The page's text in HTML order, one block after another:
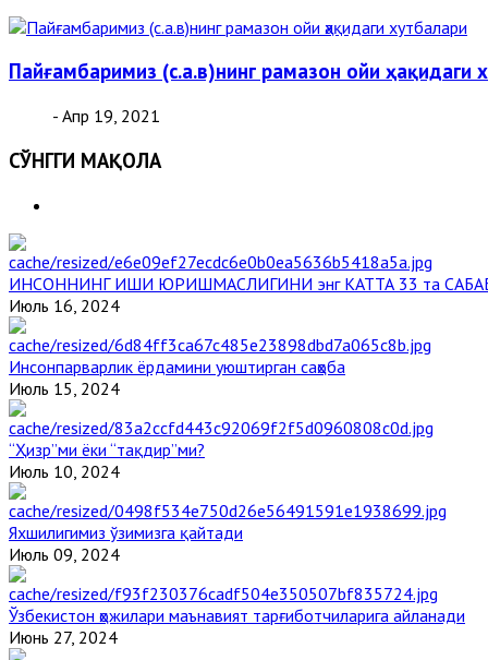
Пайғамбаримиз (с.а.в)нинг рамазон ойи ҳақидаги
- Апр 19, 2021
СЎНГГИ МАҚОЛА
ИНСОННИНГ ИШИ ЮРИШМАСЛИГИНИ энг КАТТА 33 та
Июль 16, 2024
Инсонпарварлик ёрдамини уюштирган саҳоба
Июль 15, 2024
“Ҳизр”ми ёки “тақдир”ми?
Июль 10, 2024
Яхшилигимиз ўзимизга қайтади
Июль 09, 2024
Ўзбекистон ҳожилари маънавият тарғиботчиларига айланади
Июнь 27, 2024